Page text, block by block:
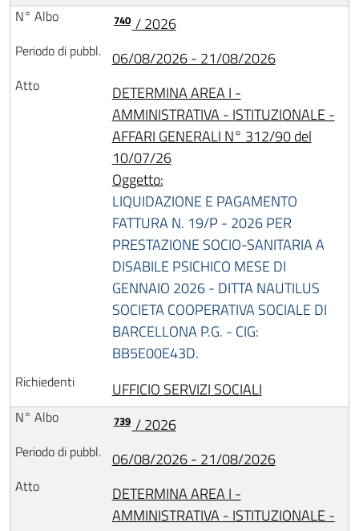
740 / 2026
06/08/2026 - 21/08/2026
DETERMINA AREA I -
AMMINISTRATIVA - ISTITUZIONALE -
AFFARI GENERALI N° 312/90 del
10/07/26
Oggetto:
LIQUIDAZIONE E PAGAMENTO
FATTURA N. 19/P - 2026 PER
PRESTAZIONE SOCIO-SANITARIA A
DISABILE PSICHICO MESE DI
GENNAIO 2026 - DITTA NAUTILUS
SOCIETA COOPERATIVA SOCIALE DI
BARCELLONA P.G. - CIG:
BB5E00E43D.
UFFICIO SERVIZI SOCIALI
739 / 2026
06/08/2026 - 21/08/2026
DETERMINA AREA I -
AMMINISTRATIVA - ISTITUZIONALE -